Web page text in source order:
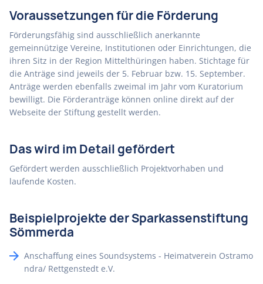
Voraussetzungen für die Förderung
Förderungsfähig sind ausschließlich anerkannte
gemeinnützige Vereine, Institutionen oder Einrichtungen, die
ihren Sitz in der Region Mittelthüringen haben. Stichtage für
die Anträge sind jeweils der 5. Februar bzw. 15. September.
Anträge werden ebenfalls zweimal im Jahr vom Kuratorium
bewilligt. Die Förderanträge können online direkt auf der
Webseite der Stiftung gestellt werden.
Das wird im Detail gefördert
Gefördert werden ausschließlich Projektvorhaben und
laufende Kosten.
Beispielprojekte der Sparkassenstiftung
Sömmerda
Anschaffung eines Soundsystems - Heimatverein Ostramo
ndra/ Rettgenstedt e.V.